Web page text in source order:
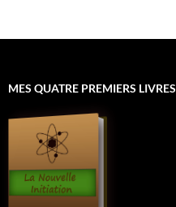
MES QUATRE PREMIERS LIVRES